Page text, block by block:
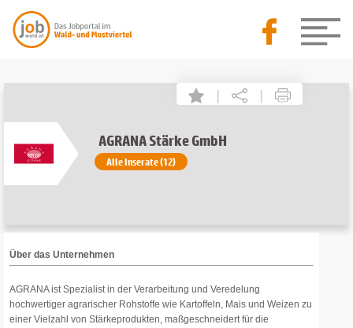
| |
AGRANA Stärke GmbH
Alle Inserate (12)
Über das Unternehmen
AGRANA ist Spezialist in der Verarbeitung und Veredelung
hochwertiger agrarischer Rohstoffe wie Kartoffeln, Mais und Weizen zu
einer Vielzahl von Stärkeprodukten, maßgeschneidert für die